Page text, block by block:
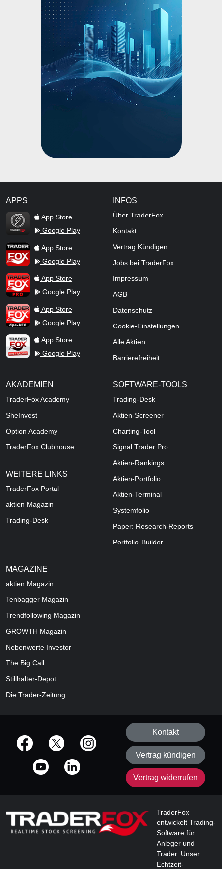
APPS
TraderFox Flash
App Store
Google Play
TraderFox AppApp Store
Google Play
TraderFox ProApp Store
Google Play
TraderFox dpa-AFX ProFeed
App Store
Google Play
TraderFox Live Trading
App Store
Google Play
INFOS
Über TraderFox
Kontakt
Vertrag Kündigen
Jobs bei TraderFox
Impressum
AGB
Datenschutz
Cookie-Einstellungen
Alle Aktien
Barrierefreiheit
AKADEMIEN
TraderFox Academy
SheInvest
Option Academy
TraderFox Clubhouse
WEITERE LINKS
TraderFox Portal
aktien Magazin
Trading-Desk
SOFTWARE-TOOLS
Trading-Desk
Aktien-Screener
Charting-Tool
Signal Trader Pro
Aktien-Rankings
Aktien-Portfolio
Aktien-Terminal
Systemfolio
Paper: Research-Reports
Portfolio-Builder
MAGAZINE
aktien Magazin
Tenbagger Magazin
Trendfollowing Magazin
GROWTH Magazin
Nebenwerte Investor
The Big Call
Stillhalter-Depot
Die Trader-Zeitung
offizielle Social Media-Accounts
Kontakt
Vertrag kündigen
Vertrag widerrufen
TraderFox
entwickelt Trading-
Software für
Anleger und
Trader. Unser
Echtzeit-